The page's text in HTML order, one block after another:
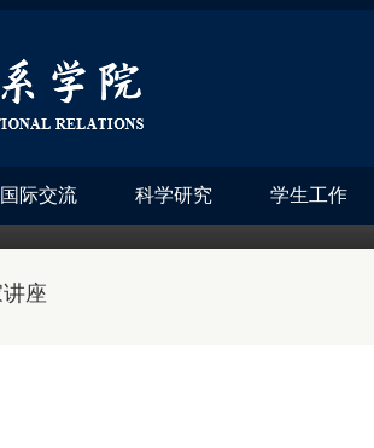
国际交流 科学研究 学生工作
座